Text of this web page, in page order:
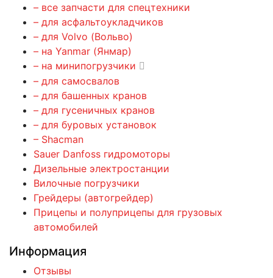
– все запчасти для спецтехники
– для асфальтоукладчиков
– для Volvo (Вольво)
– на Yanmar (Янмар)
– на минипогрузчики
– для самосвалов
– для башенных кранов
– для гусеничных кранов
– для буровых установок
– Shacman
Sauer Danfoss гидромоторы
Дизельные электростанции
Вилочные погрузчики
Грейдеры (автогрейдер)
Прицепы и полуприцепы для грузовых
автомобилей
Информация
Отзывы